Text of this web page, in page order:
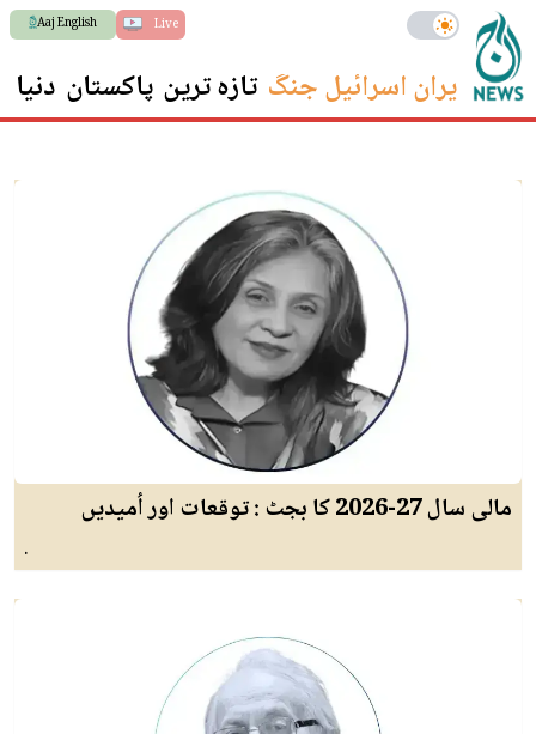
Live
Aaj English
ایران اسرائیل جنگ تازہ ترین پاکستان دنیا
مالی سال 27-2026 کا بجٹ : توقعات اور اُمیدیں
.